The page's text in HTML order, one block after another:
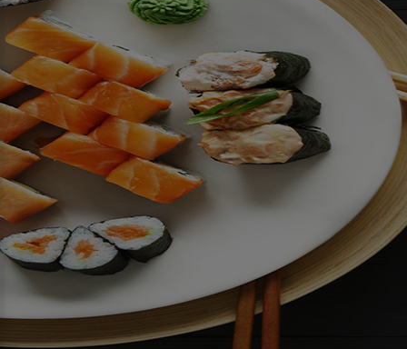
Crispy Sushi
Bestellen?
BESTEL HIER
Poké Bowl
HIER BEKIJKEN